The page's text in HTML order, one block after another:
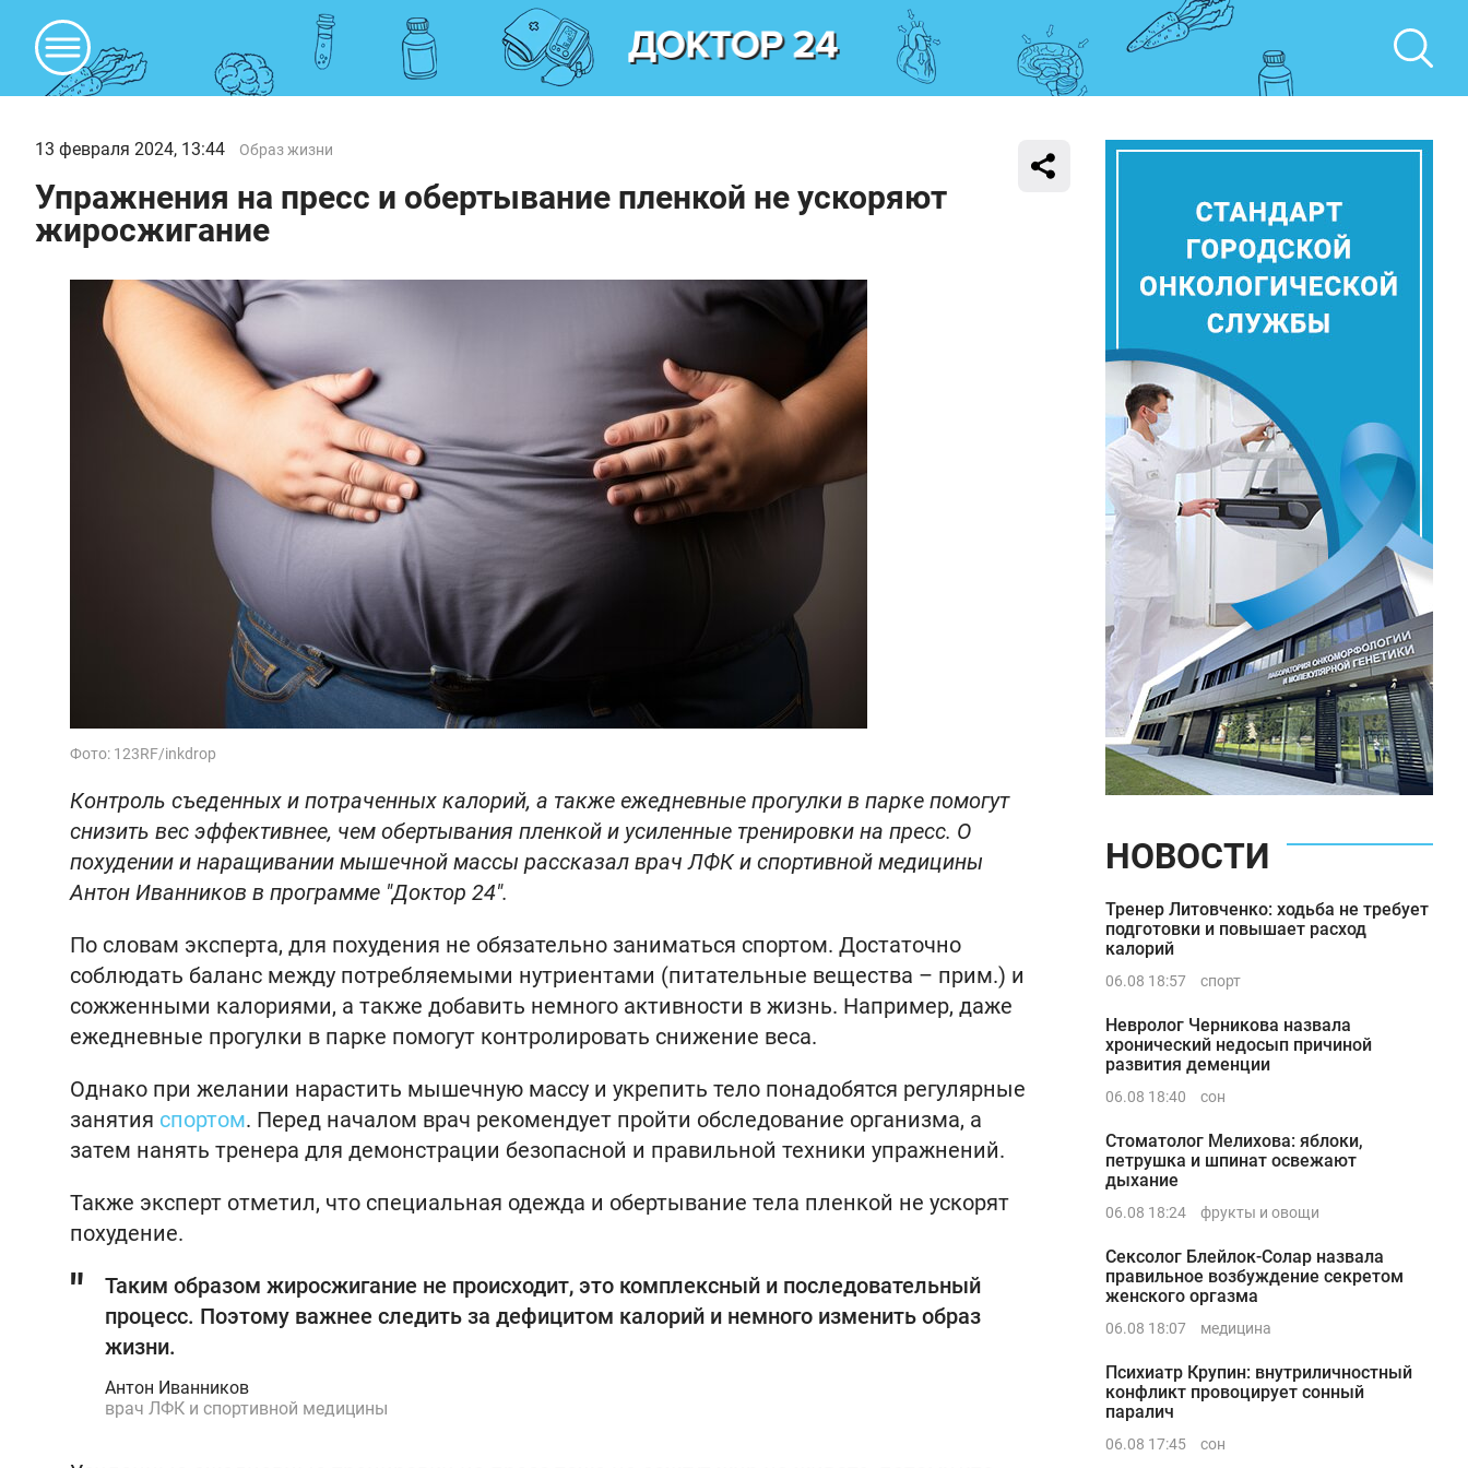
13 февраля 2024, 13:44 Образ жизни
Упражнения на пресс и обертывание пленкой не ускоряют
жиросжигание
Фото: 123RF/inkdrop
Контроль съеденных и потраченных калорий, а также ежедневные прогулки в парке помогут
снизить вес эффективнее, чем обертывания пленкой и усиленные тренировки на пресс. О
похудении и наращивании мышечной массы рассказал врач ЛФК и спортивной медицины
Антон Иванников в программе "Доктор 24".
По словам эксперта, для похудения не обязательно заниматься спортом. Достаточно
соблюдать баланс между потребляемыми нутриентами (питательные вещества – прим.) и
сожженными калориями, а также добавить немного активности в жизнь. Например, даже
ежедневные прогулки в парке помогут контролировать снижение веса.
Однако при желании нарастить мышечную массу и укрепить тело понадобятся регулярные
занятия спортом. Перед началом врач рекомендует пройти обследование организма, а
затем нанять тренера для демонстрации безопасной и правильной техники упражнений.
Также эксперт отметил, что специальная одежда и обертывание тела пленкой не ускорят
похудение.
Таким образом жиросжигание не происходит, это комплексный и последовательный
процесс. Поэтому важнее следить за дефицитом калорий и немного изменить образ
жизни.
Антон Иванников
врач ЛФК и спортивной медицины
НОВОСТИ
Тренер Литовченко: ходьба не требует
подготовки и повышает расход
калорий
06.08 18:57 спорт
Невролог Черникова назвала
хронический недосып причиной
развития деменции
06.08 18:40 сон
Стоматолог Мелихова: яблоки,
петрушка и шпинат освежают
дыхание
06.08 18:24 фрукты и овощи
Сексолог Блейлок-Солар назвала
правильное возбуждение секретом
женского оргазма
06.08 18:07 медицина
Психиатр Крупин: внутриличностный
конфликт провоцирует сонный
паралич
06.08 17:45 сон